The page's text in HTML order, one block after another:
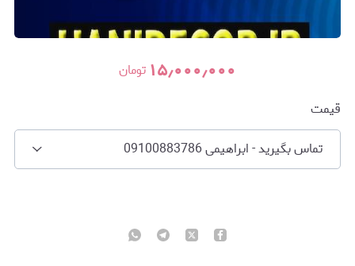
۱۵٫۰۰۰٫۰۰۰ تومان
قیمت
تماس بگیرید - ابراهیمی 09100883786